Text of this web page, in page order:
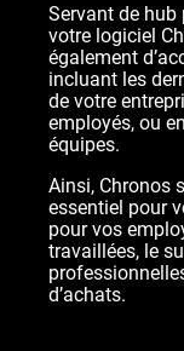
Servant de
votre logiciel
également
incluant les
de votre
employés, ou
équipes.
Ainsi, Chronos
essentiel pour
pour vos
travaillées, le
d’achats.